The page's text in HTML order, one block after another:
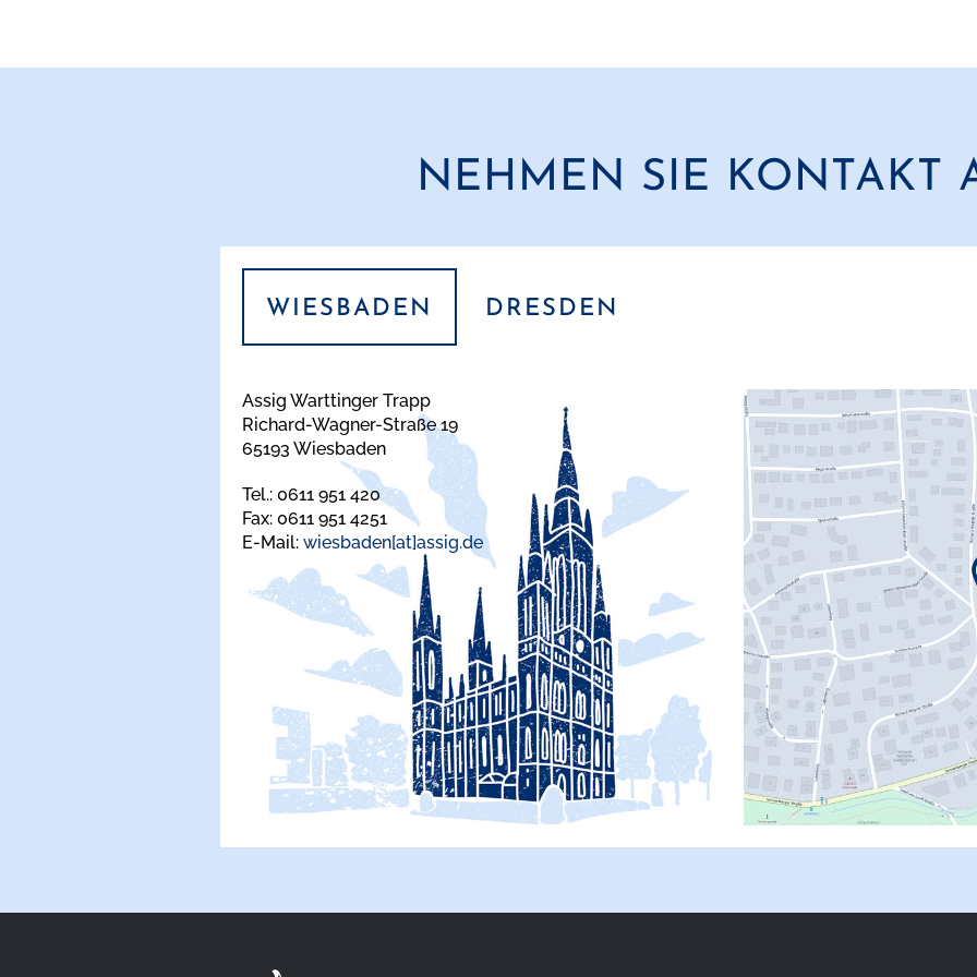
NEHMEN SIE KONTAKT
WIESBADEN DRESDEN
Assig Warttinger Trapp
Richard-Wagner-Straße 19
65193 Wiesbaden
Tel.: 0611 951 420
Fax: 0611 951 4251
E-Mail: wiesbaden[at]assig.de